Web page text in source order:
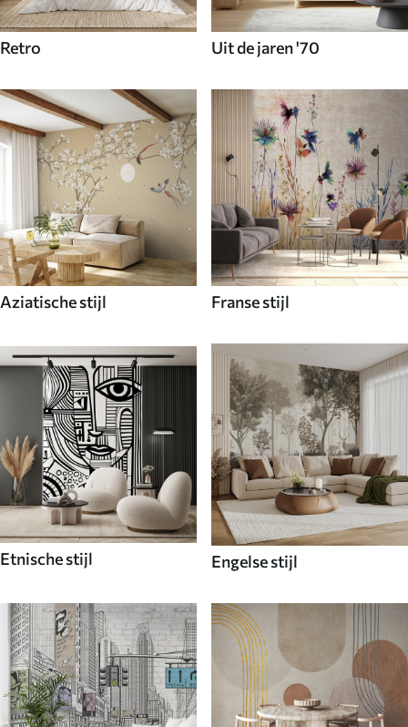
Retro Uit de jaren '70
Aziatische stijl Franse stijl
Etnische stijl Engelse stijl